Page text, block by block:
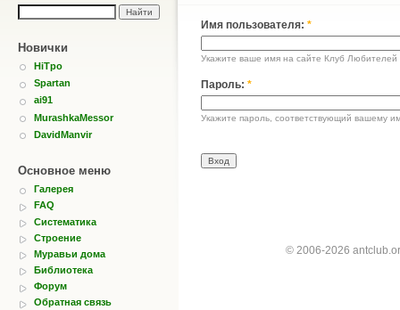
Новички
HiTpo
Spartan
ai91
MurashkaMessor
DavidManvir
Основное меню
Галерея
FAQ
Систематика
Строение
Муравьи дома
Библиотека
Форум
Обратная связь
Имя пользователя: *
Укажите ваше имя на сайте Клуб Любителей
Пароль: *
Укажите пароль, соответствующий вашему
© 2006-2026